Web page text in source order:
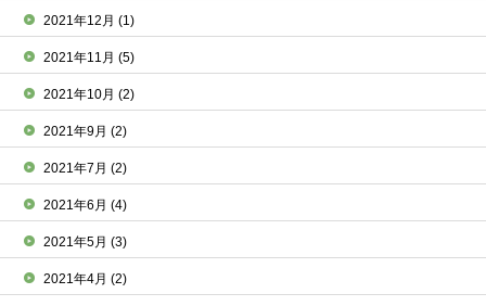
2021年12月(1)
2021年11月(5)
2021年10月(2)
2021年9月(2)
2021年7月(2)
2021年6月(4)
2021年5月(3)
2021年4月(2)